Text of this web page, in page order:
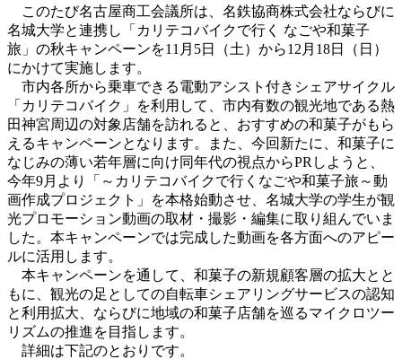
このたび名古屋商工会議所は、名鉄協商株式会社ならびに
名城大学と連携し「カリテコバイクで行く なごや和菓子
旅」の秋キャンペーンを11月5日（土）から12月18日（日）
にかけて実施します。
市内各所から乗車できる電動アシスト付きシェアサイクル
「カリテコバイク」を利用して、市内有数の観光地である熱
田神宮周辺の対象店舗を訪れると、おすすめの和菓子がもら
えるキャンペーンとなります。また、今回新たに、和菓子に
なじみの薄い若年層に向け同年代の視点からPRしようと、
今年9月より「～カリテコバイクで行くなごや和菓子旅～動
画作成プロジェクト」を本格始動させ、名城大学の学生が観
光プロモーション動画の取材・撮影・編集に取り組んでいま
した。本キャンペーンでは完成した動画を各方面へのアピー
ルに活用します。
本キャンペーンを通して、和菓子の新規顧客層の拡大とと
もに、観光の足としての自転車シェアリングサービスの認知
と利用拡大、ならびに地域の和菓子店舗を巡るマイクロツー
リズムの推進を目指します。
詳細は下記のとおりです。